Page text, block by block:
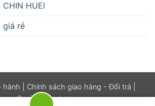
HUEI
giá rẻ
hành Chính sách giao hàng - Đổi trả
Quyền riêng tư